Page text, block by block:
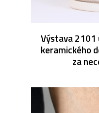
Výstava 2101
keramického
za